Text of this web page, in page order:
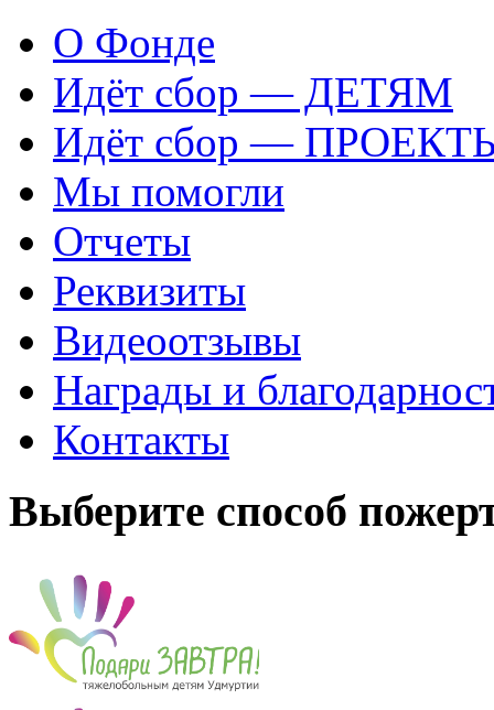
О Фонде
Идёт сбор — ДЕТЯМ
Идёт сбор —
Мы помогли
Отчеты
Реквизиты
Видеоотзывы
Награды и
Контакты
Выберите способ